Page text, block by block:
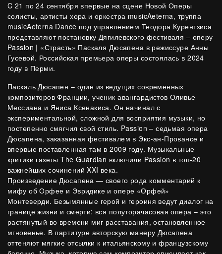
C 21 по 24 сентября впервые на сцене Новой Оперы
солисты, артисты хора и оркестра musicAeterna, труппа
musicAeterna Dance под управлением Теодора Курентзиса
представляют постановку Дягилевского фестиваля – оперу
Passion | «Страсть» Паскаля Дюсапена в режиссуре Анны
Гусевой. Российская премьера оперы состоялась в 2024
году в Перми.
Паскаль Дюсапен – один из ведущих современных
композиторов Франции, ученик авангардистов Оливье
Мессиана и Яниса Ксенакиса. Он начинал с
экспериментальной, сложной для восприятия музыки, но
постепенно смягчил свой стиль. Passion – седьмая опера
Дюсапена, заказанная фестивалем в Экс-ан-Провансе и
впервые поставленная там в 2009 году. Музыкальные
критики газеты The Guardian включили Passion в топ-20
важнейших сочинений XXI века.
Произведение Дюсапена — своего рода комментарий к
мифу об Орфее и Эвридике и опере «Орфей»
Монтеверди. Безымянные герой и героиня ведут диалог на
границе жизни и смерти: вся полуторачасовая опера – это
растянутый во времени миг расставания, остановленное
мгновенье. В партитуре авторскую манеру Дюсапена
оттеняют мягкие отсылки к итальянскому и французскому